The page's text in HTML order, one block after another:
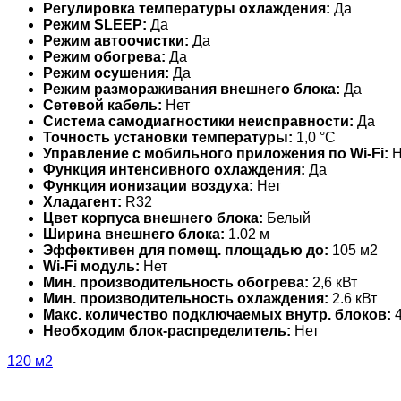
Регулировка температуры охлаждения: Да
Режим SLEEP: Да
Режим автоочистки: Да
Режим обогрева: Да
Режим осушения: Да
Режим размораживания внешнего блока: Да
Сетевой кабель: Нет
Система самодиагностики неисправности: Да
Точность установки температуры: 1,0 °С
Управление c мобильного приложения по Wi-Fi:
Функция интенсивного охлаждения: Да
Функция ионизации воздуха: Нет
Хладагент: R32
Цвет корпуса внешнего блока: Белый
Ширина внешнего блока: 1.02 м
Эффективен для помещ. площадью до: 105 м2
Wi-Fi модуль: Нет
Мин. производительность обогрева: 2,6 кВт
Мин. производительность охлаждения: 2.6 кВт
Макс. количество подключаемых внутр. блоков:
Необходим блок-распределитель: Нет
120 м2